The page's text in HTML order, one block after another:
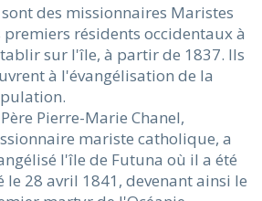
sont des missionnaires Maristes
premiers résidents occidentaux à
sur l'île, à partir de 1837. Ils
à l'évangélisation de la
Pierre-Marie Chanel,
mariste catholique, a
l'île de Futuna où il a été
le 28 avril 1841, devenant ainsi le